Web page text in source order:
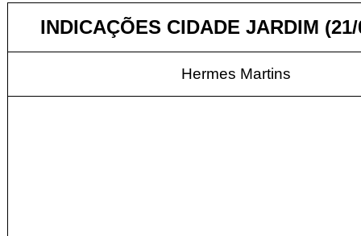
INDICAÇÕES CIDADE JARDIM
Hermes Martins